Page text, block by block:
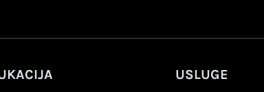
USLUGE